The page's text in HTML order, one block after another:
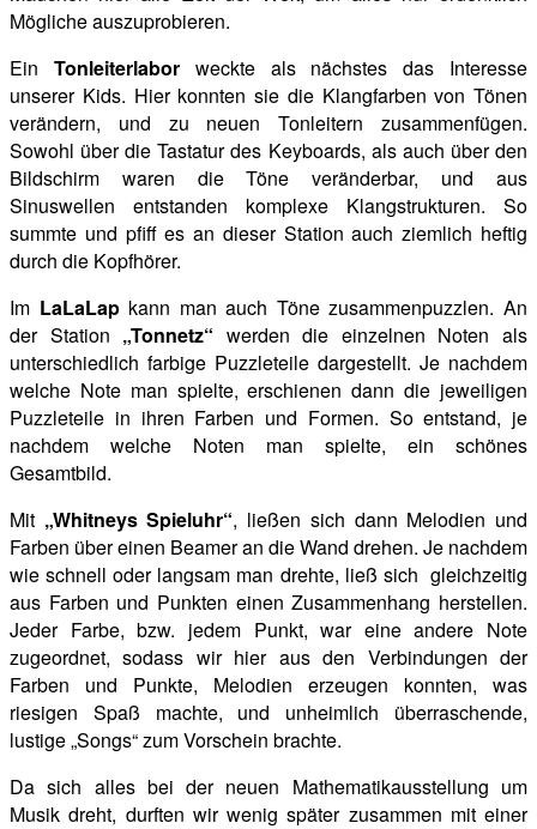
Mögliche auszuprobieren.
Ein Tonleiterlabor weckte als nächstes das Interesse
unserer Kids. Hier konnten sie die Klangfarben von Tönen
verändern, und zu neuenTonleitern zusammenfügen.
Sowohl über die Tastatur des Keyboards, als auch über den
Bildschirm waren die Töne veränderbar, und aus
Sinuswellen entstanden komplexe Klangstrukturen. So
summte und pfiff es an dieser Station auch ziemlich heftig
durch die Kopfhörer.
Im LaLaLapkann man auch Töne zusammenpuzzlen. An
der Station „Tonnetz“ werden die einzelnen Noten als
unterschiedlich farbige Puzzleteile dargestellt. Je nachdem
welche Note man spielte,erschienen dann die jeweiligen
Puzzleteile in ihren Farben und Formen. So entstand, je
nachdem welche Noten man spielte, ein schönes
Gesamtbild.
Mit „Whitneys Spieluhr“, ließen sich dann Melodien und
Farben über einen Beamer an die Wand drehen. Je nachdem
wie schnell oder langsam man drehte, ließ sich gleichzeitig
aus Farben und Punkten einen Zusammenhang herstellen.
Jeder Farbe, bzw. jedem Punkt, war eine andere Note
zugeordnet, sodass wir hier aus den Verbindungen der
Farben und Punkte, Melodien erzeugen konnten, was
riesigen Spaß machte, und unheimlich überraschende,
lustige „Songs“ zum Vorschein brachte.
Da sich alles bei der neuen Mathematikausstellung um
Musik dreht, durften wir wenig später zusammen mit einer